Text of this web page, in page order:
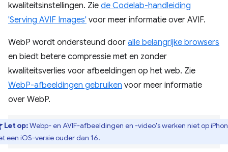
kwaliteitsinstellingen. Zie de Codelab-handleiding
'Serving AVIF Images' voor meer informatie over AVIF.
WebP wordt ondersteund door alle belangrijke browsers
en biedt betere compressie met en zonder
kwaliteitsverlies voor afbeeldingen op het web. Zie
WebP-afbeeldingen gebruiken voor meer informatie
over WebP.
Let op:Webp- en AVIF-afbeeldingen en -video's werken niet op
een iOS-versie ouder dan 16.